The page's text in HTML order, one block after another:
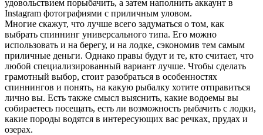
удовольствием порыбачить, а затем наполнить аккаунт в
Instagram фотографиями с приличным уловом.
Многие скажут, что лучше всего задуматься о том, как
выбрать спиннинг универсального типа. Его можно
использовать и на берегу, и на лодке, сэкономив тем самым
приличные деньги. Однако правы будут и те, кто считает, что
любой специализированный вариант лучше. Чтобы сделать
грамотный выбор, стоит разобраться в особенностях
спиннингов и понять, на какую рыбалку хотите отправиться
лично вы. Есть также смысл выяснить, какие водоемы вы
собираетесь посещать, есть ли возможность рыбачить с лодки,
какие породы водятся в интересующих вас речках, прудах и
озерах.